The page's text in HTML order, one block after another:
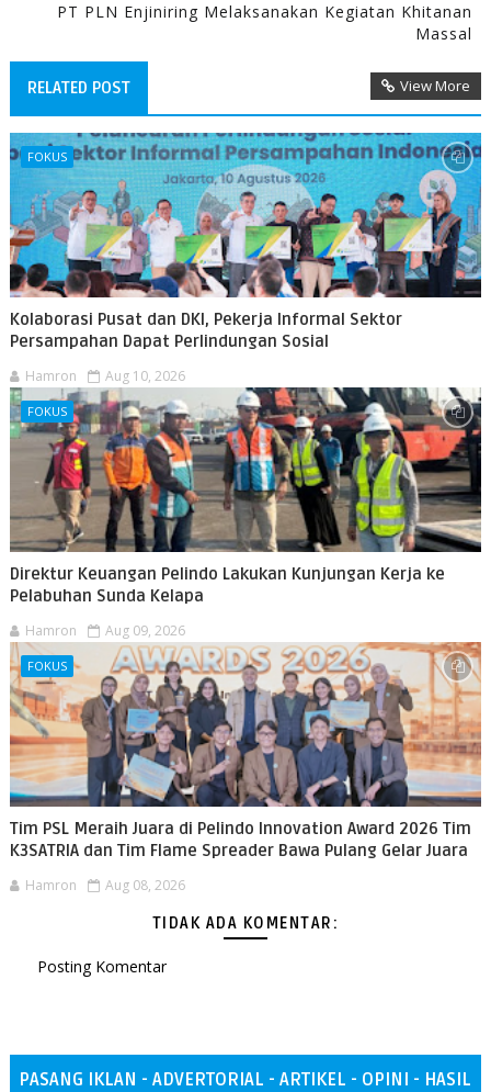
PT PLN Enjiniring Melaksanakan Kegiatan Khitanan
Massal
RELATED POST View More
FOKUS
Kolaborasi Pusat dan DKI, Pekerja Informal Sektor
Persampahan Dapat Perlindungan Sosial
Hamron Aug 10, 2026
FOKUS
Direktur Keuangan Pelindo Lakukan Kunjungan Kerja ke
Pelabuhan Sunda Kelapa
Hamron Aug 09, 2026
FOKUS
Tim PSL Meraih Juara di Pelindo Innovation Award 2026 Tim
K3SATRIA dan Tim Flame Spreader Bawa Pulang Gelar Juara
Hamron Aug 08, 2026
TIDAK ADA KOMENTAR:
Posting Komentar
PASANG IKLAN - ADVERTORIAL - ARTIKEL - OPINI - HASIL